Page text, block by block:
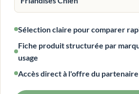
Sélection claire pour comparer
Fiche produit structurée par
usage
Accès direct à l'offre du partenaire